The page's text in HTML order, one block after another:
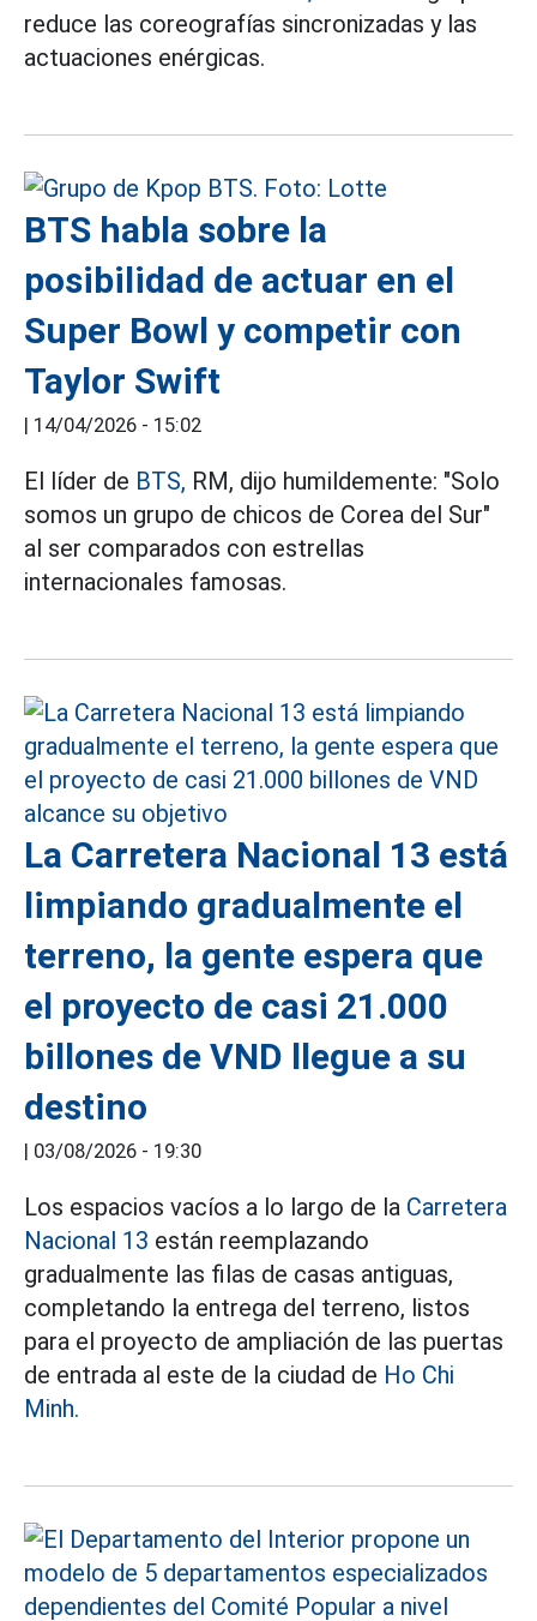
reduce las coreografías sincronizadas y las
actuaciones enérgicas.
BTS habla sobre la
posibilidad de actuar en el
Super Bowl y competir con
Taylor Swift
14/04/2026 - 15:02
El líder de BTS, RM, dijo humildemente: "Solo
somos un grupo de chicos de Corea del Sur"
al ser comparados con estrellas
internacionales famosas.
La Carretera Nacional 13 está
limpiando gradualmente el
terreno, la gente espera que
el proyecto de casi 21.000
billones de VND llegue a su
destino
03/08/2026 - 19:30
Los espacios vacíos a lo largo de la Carretera
Nacional 13 están reemplazando
gradualmente las filas de casas antiguas,
completando la entrega del terreno, listos
para el proyecto de ampliación de las puertas
de entrada al este de la ciudad de Ho Chi
Minh.